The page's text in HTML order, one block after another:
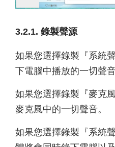
3.2.1. 錄製聲源
如果您選擇錄製『系統
下電腦中播放的一切聲音
如果您選擇錄製『麥克
麥克風中的一切聲音。
如果您選擇錄製『系統